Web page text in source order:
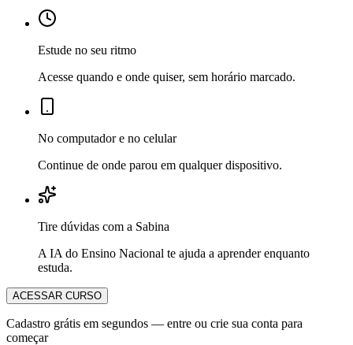
Estude no seu ritmo
Acesse quando e onde quiser, sem horário marcado.
No computador e no celular
Continue de onde parou em qualquer dispositivo.
Tire dúvidas com a Sabina
A IA do Ensino Nacional te ajuda a aprender enquanto
estuda.
ACESSAR CURSO
Cadastro grátis em segundos — entre ou crie sua conta para
começar